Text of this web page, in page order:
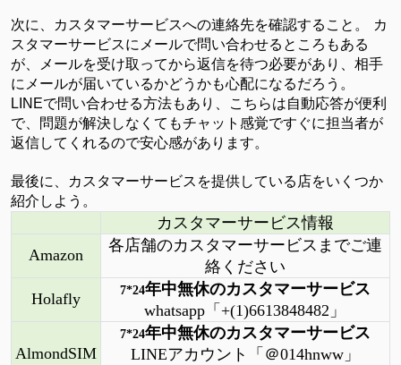
次に、カスタマーサービスへの連絡先を確認すること。
カ
スタマーサービスにメールで問い合わせるところもある
が、メールを受け取ってから返信を待つ必要があり、相手
にメールが届いているかどうかも心配になるだろう。
LINEで問い合わせる方法もあり、こちらは自動応答が便利
で、問題が解決しなくてもチャット感覚ですぐに担当者が
返信してくれるので安心感があります。
最後に、カスタマーサービスを提供している店をいくつか
紹介しよう。
カスタマーサービス情報
Amazon
各店舗のカスタマーサービスまでご連
絡ください
Holafly
7*24年中無休のカスタマーサービス
whatsapp「+(1)6613848482」
AlmondSIM
7*24年中無休のカスタマーサービス
LINEアカウント「＠014hnww」